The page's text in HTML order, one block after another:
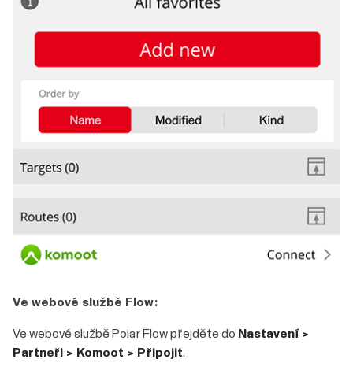
Ve webové službě Flow:
Ve webové službě Polar Flow přejděte do Nastavení >
Partneři > Komoot > Připojit.